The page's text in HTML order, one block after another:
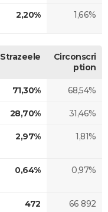
2,20% 1,66%
Strazeele
Circonscri
ption
71,30% 68,54%
28,70% 31,46%
2,97% 1,81%
0,64% 0,97%
472 66 892